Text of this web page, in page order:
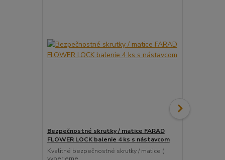
Bezpečnostné skrutky / matice FARAD
FLOWER LOCK balenie 4 ks s nástavcom
Kvalitné bezpečnostné skrutky / matice (